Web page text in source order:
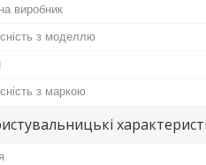
виробник
з моделлю
з маркою